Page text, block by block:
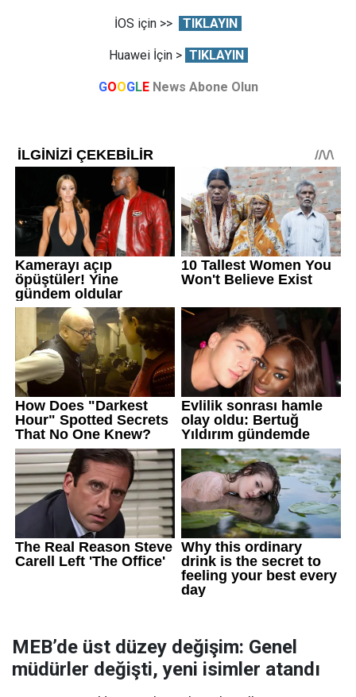
İOS için >> TIKLAYIN
Huawei İçin > TIKLAYIN
GOOGLE News Abone Olun
MEB’de üst düzey değişim: Genel
müdürler değişti, yeni isimler atandı